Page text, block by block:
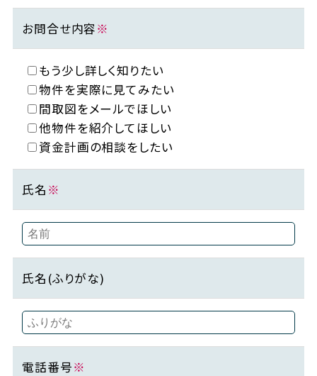
お問合せ内容※
もう少し詳しく知りたい
物件を実際に見てみたい
間取図をメールでほしい
他物件を紹介してほしい
資金計画の相談をしたい
氏名 ※
氏名(ふりがな)
電話番号※